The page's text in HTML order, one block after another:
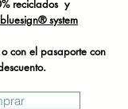
reciclados y
bluesign® system
con el pasaporte con